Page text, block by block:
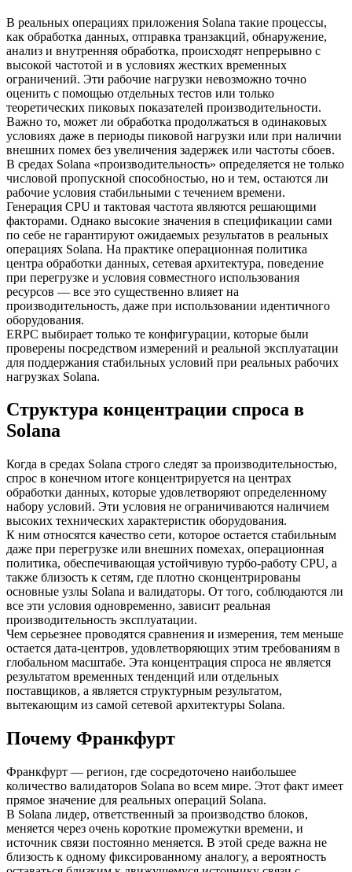
В реальных операциях приложения Solana такие процессы,
как обработка данных, отправка транзакций, обнаружение,
анализ и внутренняя обработка, происходят непрерывно с
высокой частотой и в условиях жестких временных
ограничений. Эти рабочие нагрузки невозможно точно
оценить с помощью отдельных тестов или только
теоретических пиковых показателей производительности.
Важно то, может ли обработка продолжаться в одинаковых
условиях даже в периоды пиковой нагрузки или при наличии
внешних помех без увеличения задержек или частоты сбоев.
В средах Solana «производительность» определяется не только
числовой пропускной способностью, но и тем, остаются ли
рабочие условия стабильными с течением времени.
Генерация CPU и тактовая частота являются решающими
факторами. Однако высокие значения в спецификации сами
по себе не гарантируют ожидаемых результатов в реальных
операциях Solana. На практике операционная политика
центра обработки данных, сетевая архитектура, поведение
при перегрузке и условия совместного использования
ресурсов — все это существенно влияет на
производительность, даже при использовании идентичного
оборудования.
ERPC выбирает только те конфигурации, которые были
проверены посредством измерений и реальной эксплуатации
для поддержания стабильных условий при реальных рабочих
нагрузках Solana.
Структура концентрации спроса в
Solana
Когда в средах Solana строго следят за производительностью,
спрос в конечном итоге концентрируется на центрах
обработки данных, которые удовлетворяют определенному
набору условий. Эти условия не ограничиваются наличием
высоких технических характеристик оборудования.
К ним относятся качество сети, которое остается стабильным
даже при перегрузке или внешних помехах, операционная
политика, обеспечивающая устойчивую турбо-работу CPU, а
также близость к сетям, где плотно сконцентрированы
основные узлы Solana и валидаторы. От того, соблюдаются ли
все эти условия одновременно, зависит реальная
производительность эксплуатации.
Чем серьезнее проводятся сравнения и измерения, тем меньше
остается дата-центров, удовлетворяющих этим требованиям в
глобальном масштабе. Эта концентрация спроса не является
результатом временных тенденций или отдельных
поставщиков, а является структурным результатом,
вытекающим из самой сетевой архитектуры Solana.
Почему Франкфурт
Франкфурт — регион, где сосредоточено наибольшее
количество валидаторов Solana во всем мире. Этот факт имеет
прямое значение для реальных операций Solana.
В Solana лидер, ответственный за производство блоков,
меняется через очень короткие промежутки времени, и
источник связи постоянно меняется. В этой среде важна не
близость к одному фиксированному аналогу, а вероятность